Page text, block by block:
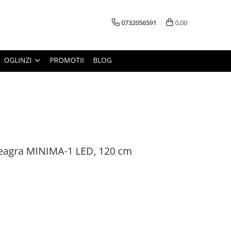
0732056591 0,00
OGLINZI PROMOTII BLOG
MINIMA-1 LED, 120 cm